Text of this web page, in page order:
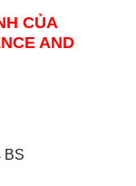
CỦA
AND
BS